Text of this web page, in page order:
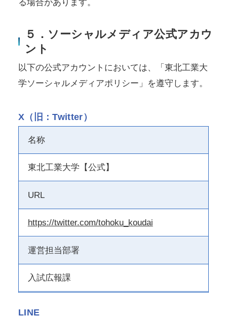
る場合があります。
５．ソーシャルメディア公式アカウ
ント
以下の公式アカウントにおいては、「東北工業大
学ソーシャルメディアポリシー」を遵守します。
X（旧：Twitter）
名称
東北工業大学【公式】
URL
https://twitter.com/tohoku_koudai
運営担当部署
入試広報課
LINE